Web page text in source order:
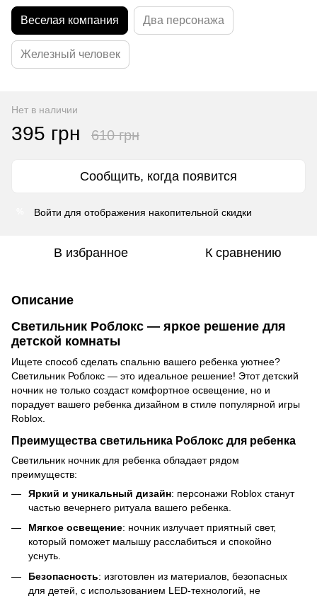
Веселая компания Два персонажа
Железный человек
Нет в наличии
395 грн 610 грн
Сообщить, когда появится
Войти для отображения накопительной скидки
В избранное К сравнению
Описание
Светильник Роблокс — яркое решение для
детской комнаты
Ищете способ сделать спальню вашего ребенка уютнее?
Светильник Роблокс — это идеальное решение! Этот детский
ночник не только создаст комфортное освещение, но и
порадует вашего ребенка дизайном в стиле популярной игры
Roblox.
Преимущества светильника Роблокс для ребенка
Светильник ночник для ребенка обладает рядом
преимуществ:
Яркий и уникальный дизайн: персонажи Roblox станут
частью вечернего ритуала вашего ребенка.
Мягкое освещение: ночник излучает приятный свет,
который поможет малышу расслабиться и спокойно
уснуть.
Безопасность: изготовлен из материалов, безопасных
для детей, с использованием LED-технологий, не